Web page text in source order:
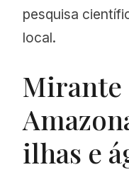
pesquisa
local.
Mirante
ilhas e